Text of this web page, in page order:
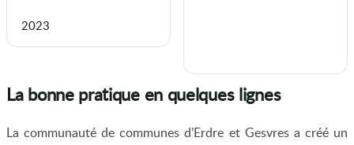
2023
La bonne pratique en quelques lignes
La communauté de communes d’Erdre et Gesvres a créé un